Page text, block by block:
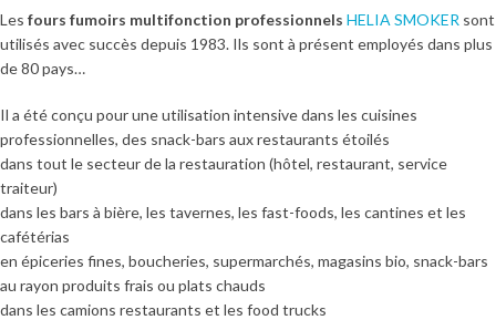
Les fours fumoirs multifonction professionnels HELIA SMOKER sont
utilisés avec succès depuis 1983. Ils sont à présent employés dans plus
de 80 pays…
Il a été conçu pour une utilisation intensive dans les cuisines
professionnelles, des snack-bars aux restaurants étoilés
dans tout le secteur de la restauration (hôtel, restaurant, service
traiteur)
dans les bars à bière, les tavernes, les fast-foods, les cantines et les
cafétérias
en épiceries fines, boucheries, supermarchés, magasins bio, snack-bars
au rayon produits frais ou plats chauds
dans les camions restaurants et les food trucks